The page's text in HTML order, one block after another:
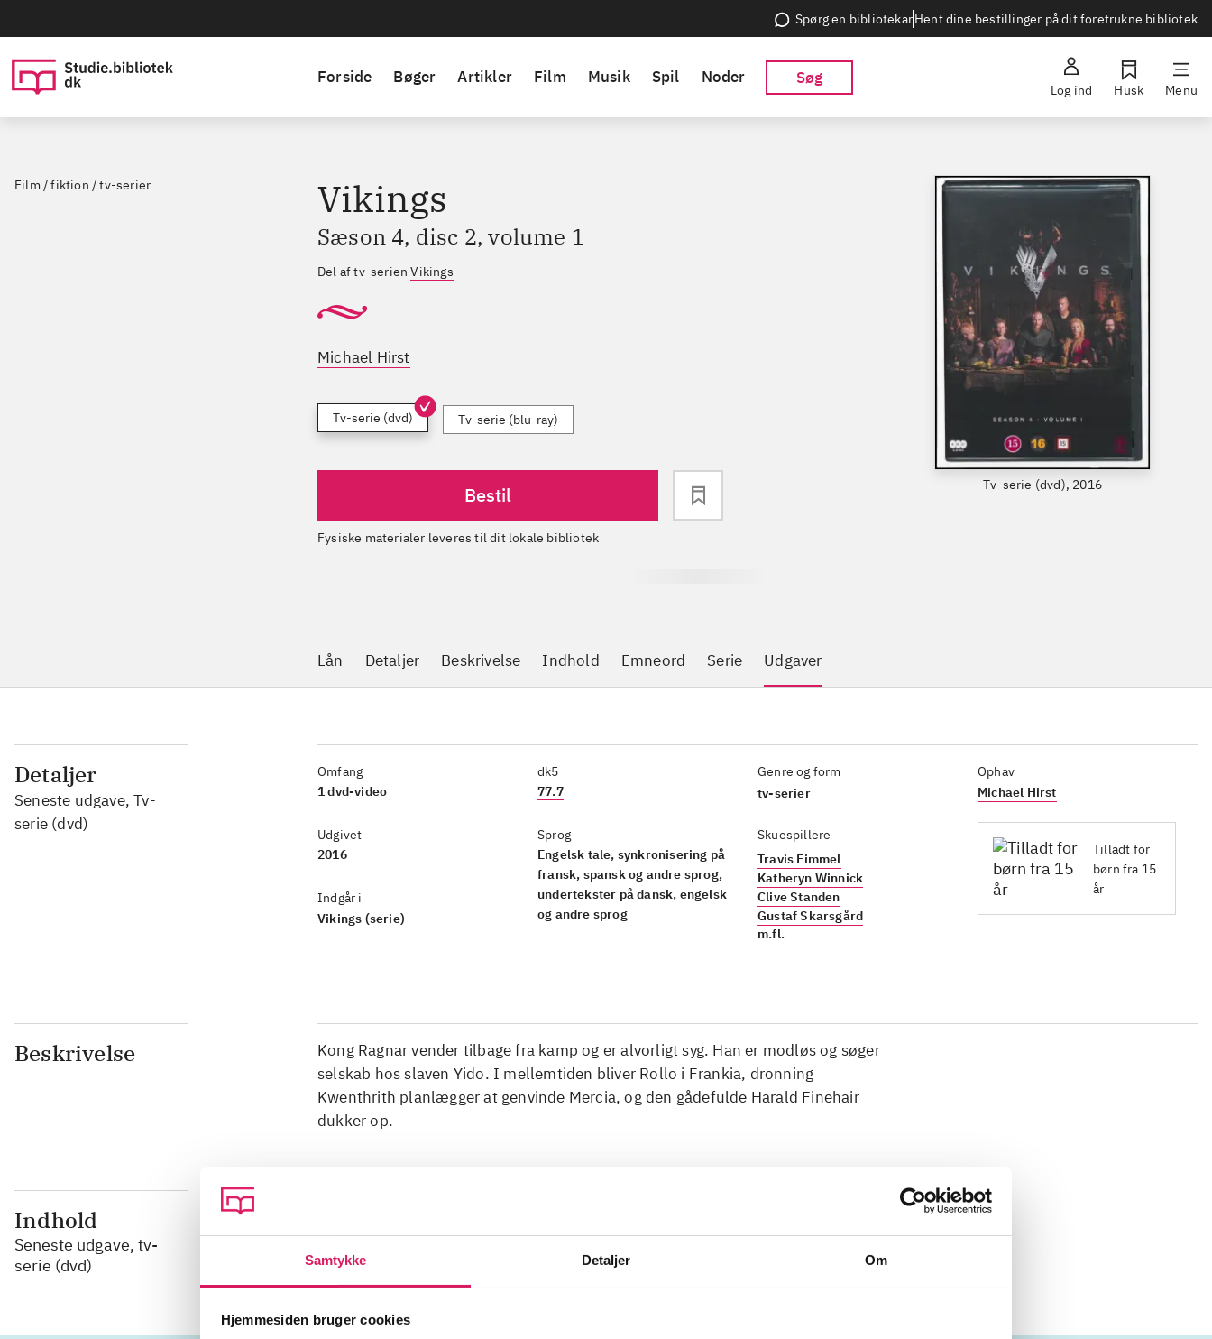
Samtykke Detaljer Om
Hjemmesiden bruger cookies
Spørg en bibliotekarHent dine bestillinger på dit foretrukne bibliotek
Forside Bøger Artikler Film Musik Spil Noder Søg
Log ind Husk Menu
Film / fiktion / tv-serier
Tv-serie (dvd), 2016
Vikings
Sæson 4, disc 2, volume 1
Del af tv-serienVikings
Michael Hirst
Tv-serie (dvd) Tv-serie (blu-ray)
Bestil
Fysiske materialer leveres til dit lokale bibliotek
Lån Detaljer Beskrivelse Indhold Emneord Serie Udgaver
Detaljer
Seneste udgave, Tv-
serie (dvd)
Omfang
1 dvd-video
Udgivet
2016
Indgår i
Vikings (serie)
dk5
77.7
Sprog
Engelsk tale, synkronisering på
fransk, spansk og andre sprog,
undertekster på dansk, engelsk
og andre sprog
Genre og form
tv-serier
Skuespillere
Travis Fimmel
Katheryn Winnick
Clive Standen
Gustaf Skarsgård
m.fl.
Ophav
Michael Hirst
Tilladt for
børn fra 15
år
Beskrivelse
Kong Ragnar vender tilbage fra kamp og er alvorligt syg. Han er modløs og søger
selskab hos slaven Yido. I mellemtiden bliver Rollo i Frankia, dronning
Kwenthrith planlægger at genvinde Mercia, og den gådefulde Harald Finehair
dukker op.
Indhold
Seneste udgave, tv-
serie (dvd)